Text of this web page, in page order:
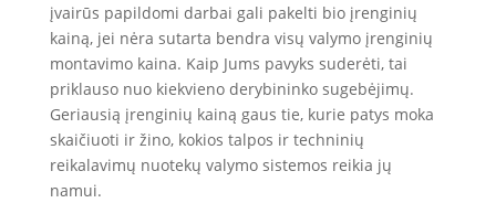
įvairūs papildomi darbai gali pakelti bio įrenginių
kainą, jei nėra sutarta bendra visų valymo įrenginių
montavimo kaina. Kaip Jums pavyks suderėti, tai
priklauso nuo kiekvieno derybininko sugebėjimų.
Geriausią įrenginių kainą gaus tie, kurie patys moka
skaičiuoti ir žino, kokios talpos ir techninių
reikalavimų nuotekų valymo sistemos reikia jų
namui.